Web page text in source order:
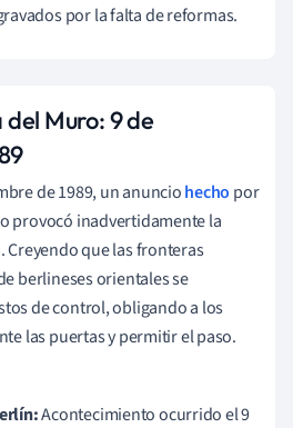
por la falta de reformas.
Muro: 9 de
de 1989, un anunciohecho por
provocó inadvertidamente la
Creyendo que las fronteras
berlineses orientales se
de control, obligando a los
las puertas y permitir el paso.
Acontecimiento ocurrido el 9